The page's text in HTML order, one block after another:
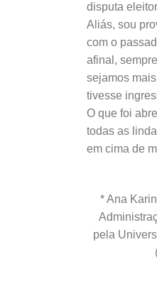
disputa
Aliás, sou
com o
afinal,
sejamos
tivesse
O que foi
todas as
em cima de
* Ana
pela